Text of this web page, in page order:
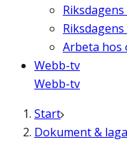
Arbeta hos
Webb-tv
Webb-tv
Start
Dokument &